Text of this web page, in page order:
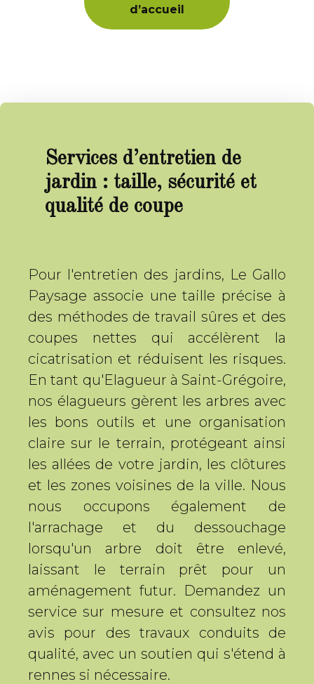
d’accueil
Services d’entretien de
jardin : taille, sécurité et
qualité de coupe
Pour l'entretien des jardins, Le Gallo
Paysage associe une taille précise à
des méthodes de travail sûres et des
coupes nettes qui accélèrent la
cicatrisation et réduisent les risques.
En tant qu'Elagueur à Saint-Grégoire,
nos élagueurs gèrent les arbres avec
les bons outils et une organisation
claire sur le terrain, protégeant ainsi
les allées de votre jardin, les clôtures
et les zones voisines de la ville. Nous
nous occupons également de
l'arrachage et du dessouchage
lorsqu'un arbre doit être enlevé,
laissant le terrain prêt pour un
aménagement futur. Demandez un
service sur mesure et consultez nos
avis pour des travaux conduits de
qualité, avec un soutien qui s'étend à
rennes si nécessaire.